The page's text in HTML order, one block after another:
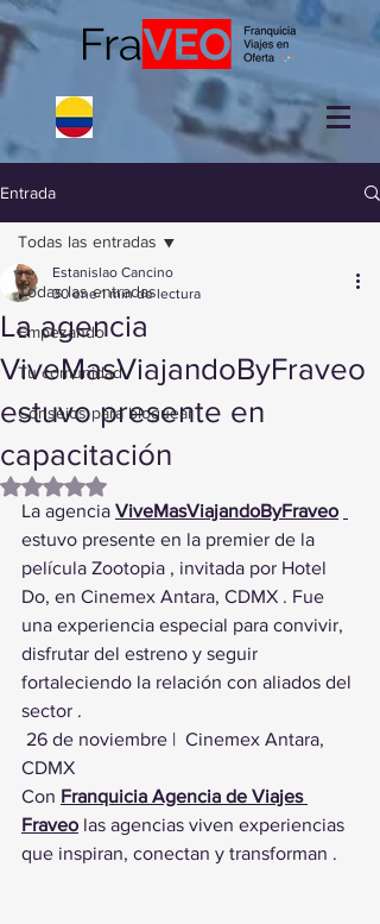
Entrada
Todas las entradas
Empezando
Tu comunidad
Consejos para bloguear
Todas las entradas
La agencia
ViveMasViajandoByFraveo
estuvo presente en
capacitación
Estanislao Cancino
30 ene 1 min de lectura
Obtuvo NaN de 5 estrellas.
La agencia ViveMasViajandoByFraveo
estuvo presente en la premier de la
película Zootopia , invitada por Hotel
Do, en Cinemex Antara, CDMX . Fue
una experiencia especial para convivir,
disfrutar del estreno y seguir
fortaleciendo la relación con aliados del
sector .
26 de noviembre |  Cinemex Antara,
CDMX
Con Franquicia Agencia de Viajes
Fraveo las agencias viven experiencias
que inspiran, conectan y transforman .